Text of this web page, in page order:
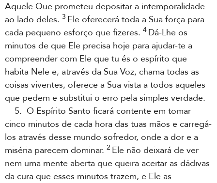
Aquele Que prometeu depositar a intemporalidade
ao lado deles. 3 Ele oferecerá toda a Sua força para
cada pequeno esforço que fizeres. 4 Dá-Lhe os
minutos de que Ele precisa hoje para ajudar-te a
compreender com Ele que tu és o espírito que
habita Nele e, através da Sua Voz, chama todas as
coisas viventes, oferece a Sua vista a todos aqueles
que pedem e substitui o erro pela simples verdade.
5. O Espírito Santo ficará contente em tomar
cinco minutos de cada hora das tuas mãos e carregá-
los através desse mundo sofredor, onde a dor e a
miséria parecem dominar. 2 Ele não deixará de ver
nem uma mente aberta que queira aceitar as dádivas
da cura que esses minutos trazem, e Ele as